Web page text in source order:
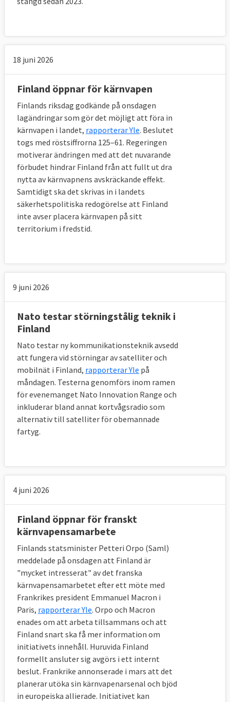
18 juni 2026
Finland öppnar för kärnvapen
Finlands riksdag godkände på onsdagen
lagändringar som gör det möjligt att föra in
kärnvapen i landet, rapporterar Yle. Beslutet
togs med röstsiffrorna 125–61. Regeringen
motiverar ändringen med att det nuvarande
förbudet hindrar Finland från att fullt ut dra
nytta av kärnvapnens avskräckande effekt.
Samtidigt ska det skrivas in i landets
säkerhetspolitiska redogörelse att Finland
inte avser placera kärnvapen på sitt
territorium i fredstid.
9 juni 2026
Nato testar störningstålig teknik i
Finland
Nato testar ny kommunikationsteknik avsedd
att fungera vid störningar av satelliter och
mobilnät i Finland, rapporterar Yle på
måndagen. Testerna genomförs inom ramen
för evenemanget Nato Innovation Range och
inkluderar bland annat kortvågsradio som
alternativ till satelliter för obemannade
fartyg.
4 juni 2026
Finland öppnar för franskt
kärnvapensamarbete
Finlands statsminister Petteri Orpo (Saml)
meddelade på onsdagen att Finland är
"mycket intresserat" av det franska
kärnvapensamarbetet efter ett möte med
Frankrikes president Emmanuel Macron i
Paris, rapporterar Yle. Orpo och Macron
enades om att arbeta tillsammans och att
Finland snart ska få mer information om
initiativets innehåll. Huruvida Finland
formellt ansluter sig avgörs i ett internt
beslut. Frankrike annonserade i mars att det
planerar utöka sin kärnvapenarsenal och bjöd
in europeiska allierade. Initiativet kan